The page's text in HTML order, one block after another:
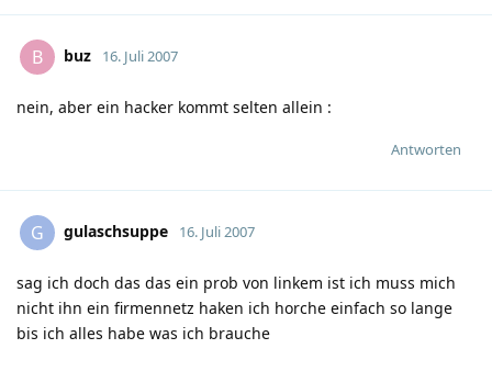
B buz 16. Juli 2007
nein, aber ein hacker kommt selten allein :
Antworten
G gulaschsuppe 16. Juli 2007
sag ich doch das das ein prob von linkem ist ich muss mich
nicht ihn ein firmennetz haken ich horche einfach so lange
bis ich alles habe was ich brauche